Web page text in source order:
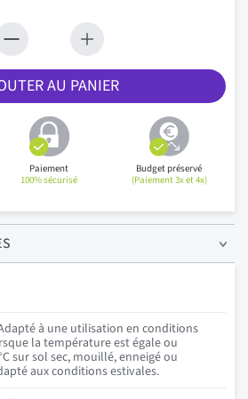
AU PANIER
Paiement
100% sécurisé
Budget préservé
(Paiement 3x et 4x)
à une utilisation en conditions
la température est égale ou
sur sol sec, mouillé, enneigé ou
aux conditions estivales.